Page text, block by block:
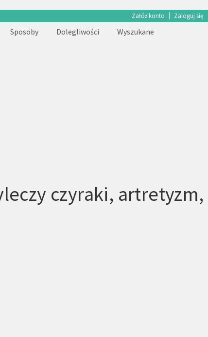
Załóż konto Zaloguj się
Sposoby Dolegliwości Wyszukane
czyraki, artretyzm,